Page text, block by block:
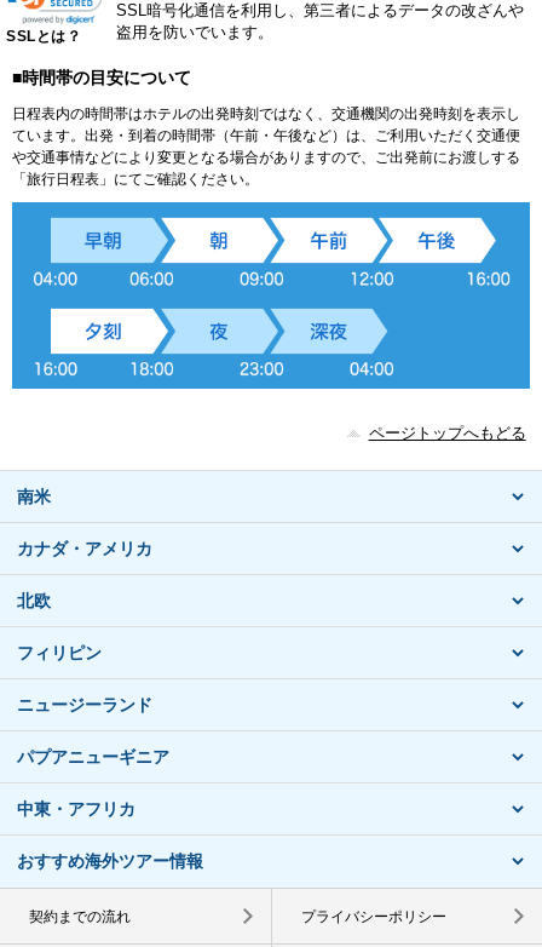
SSLとは？
SSL暗号化通信を利用し、第三者によるデータの改ざんや
盗用を防いでいます。
■時間帯の目安について
日程表内の時間帯はホテルの出発時刻ではなく、交通機関の出発時刻を表示し
ています。出発・到着の時間帯（午前・午後など）は、ご利用いただく交通便
や交通事情などにより変更となる場合がありますので、ご出発前にお渡しする
「旅行日程表」にてご確認ください。
ページトップへもどる
南米
カナダ・アメリカ
北欧
フィリピン
ニュージーランド
パプアニューギニア
中東・アフリカ
おすすめ海外ツアー情報
契約までの流れ プライバシーポリシー